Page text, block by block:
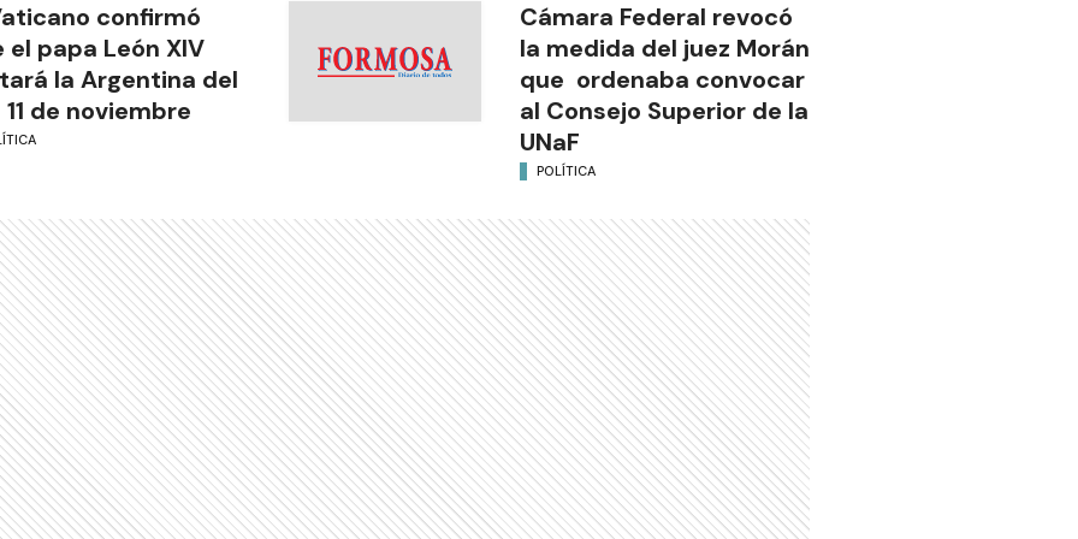
confirmó
el papa León XIV
la Argentina del
11 de noviembre
Cámara Federal revocó
la medida del juez Morán
que ordenaba convocar
al Consejo Superior de la
UNaF
POLÍTICA